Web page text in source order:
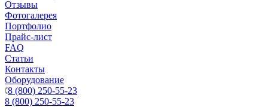
Отзывы
Фотогалерея
Портфолио
Прайс-лист
FAQ
Статьи
Контакты
Оборудование
8 (800) 250-55-23
8 (800) 250-55-23